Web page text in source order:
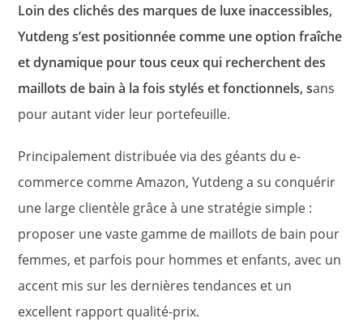
Loin des clichés des marques de luxe inaccessibles,
Yutdeng s’est positionnée comme une option fraîche
et dynamique pour tous ceux qui recherchent des
maillots de bain à la fois stylés et fonctionnels, sans
pour autant vider leur portefeuille.
Principalement distribuée via des géants du e-
commerce comme Amazon, Yutdeng a su conquérir
une large clientèle grâce à une stratégie simple :
proposer une vaste gamme de maillots de bain pour
femmes, et parfois pour hommes et enfants, avec un
accent mis sur les dernières tendances et un
excellent rapport qualité-prix.